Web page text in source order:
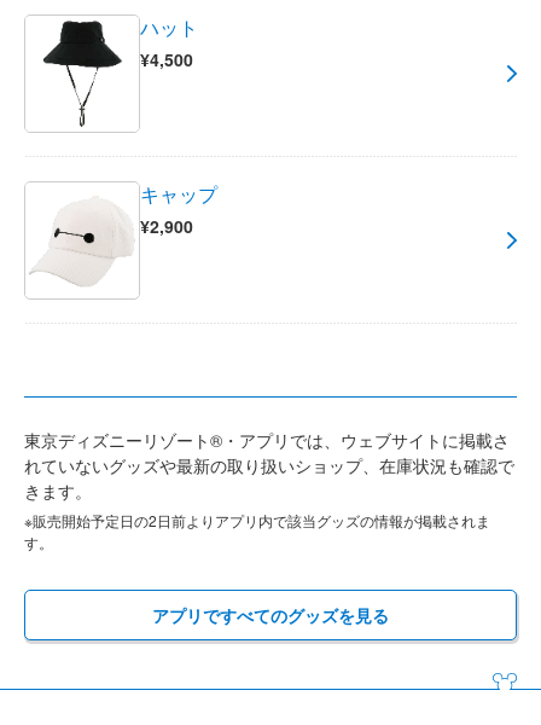
ハット
¥4,500
キャップ
¥2,900
東京ディズニーリゾート®・アプリでは、ウェブサイトに掲載さ
れていないグッズや最新の取り扱いショップ、在庫状況も確認で
きます。
※販売開始予定日の2日前よりアプリ内で該当グッズの情報が掲載されま
す。
アプリですべてのグッズを見る